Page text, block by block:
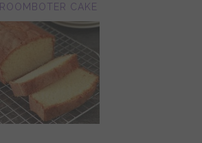
ROOMBOTER CAKE